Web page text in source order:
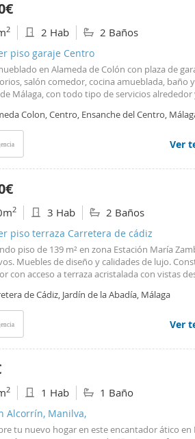
la oportunidad de vivir en un lugar que lo
de la Junta de Andalucía 2182005 del 11 de
registrales, e ITP no se incluyen en
le entregue una copia del correspondiente
2 2 Hab 2 Baños
piso garaje Centro
en Alameda de Colón con plaza de
salón comedor, cocina amueblada, baño
Málaga, con todo tipo de servicios
como luz, agua e internet aparte. Se solicita
En Casa Plus Inmobiliaria le
además de ofrecer servicios de reformas y
del Decreto de la Junta de Andalucía
que los gastos notariales, registrales e ITP
Colon, Centro, Ensanche del Centro,
Ver
2 3 Hab 2 Baños
piso terraza Carretera de cádiz
piso de 139 m² en zona Estación María
Muebles de diseño y calidades de lujo.
con acceso a terraza acristalada con vistas
Climatización centralizada, luminaria y
empotrados y suelos de mármol, de
Gastos de comunidad incluidos en el
servicios, muy bien comunicado a 5
de AVE. No se aceptan animales.
de Cádiz, Jardín de la Abadía, Málaga
Ver
2 1 Hab 1 Baño
Alcorrín, Manilva,
tu nuevo hogar en este encantador ático